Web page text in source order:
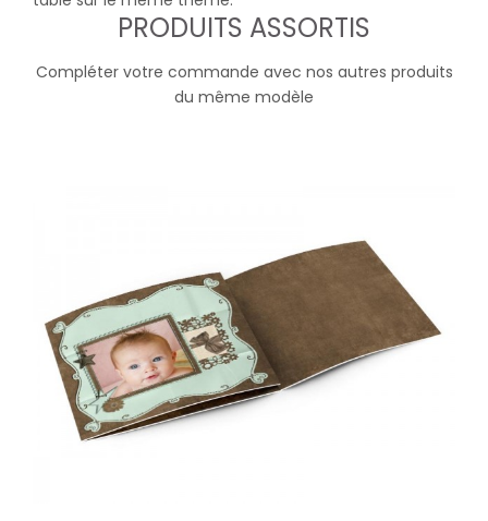
PRODUITS ASSORTIS
Compléter votre commande avec nos autres produits
du même modèle